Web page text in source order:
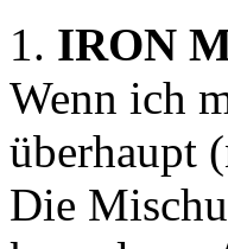
1. IRON
Wenn ich
überhaupt
Die